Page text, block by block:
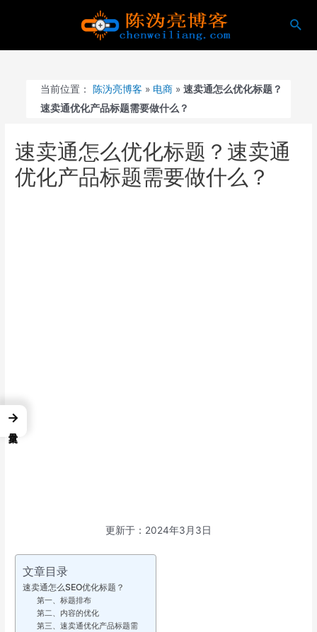
搜
当前位置： 陈沩亮博客 » 电商 »速卖通怎么优化标题？
速卖通优化产品标题需要做什么？
速卖通怎么优化标题？速卖通
优化产品标题需要做什么？
更新于：2024年3月3日
文章目录
速卖通怎么SEO优化标题？
第一、标题排布
第二、内容的优化
第三、速卖通优化产品标题需
→